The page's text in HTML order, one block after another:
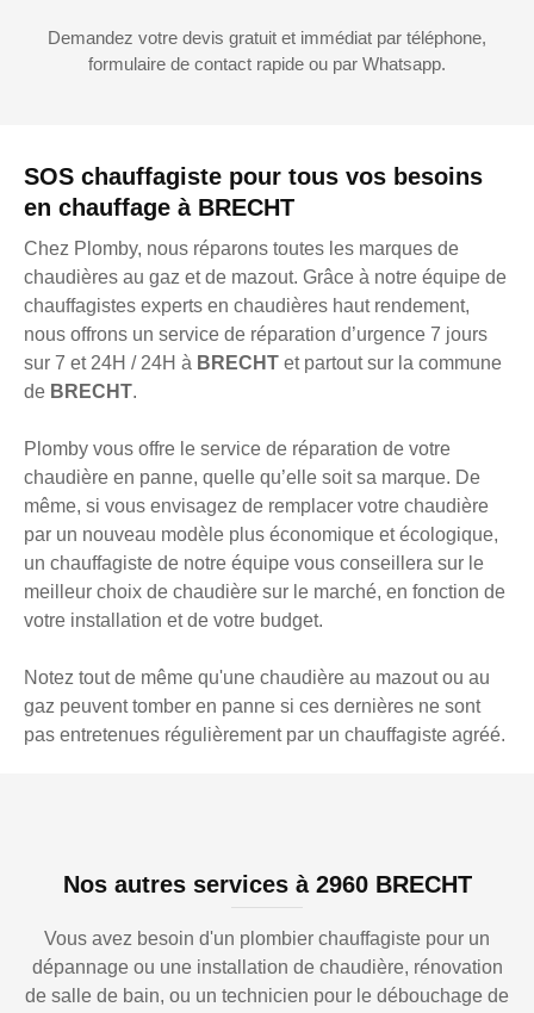
SOS chauffagiste pour tous vos besoins
en chauffage à BRECHT
Chez Plomby, nous réparons toutes les marques de
chaudières au gaz et de mazout. Grâce à notre équipe de
chauffagistes experts en chaudières haut rendement,
nous offrons un service de réparation d’urgence 7 jours
sur 7 et 24H / 24H à BRECHT et partout sur la commune
de BRECHT.
Plomby vous offre le service de réparation de votre
chaudière en panne, quelle qu’elle soit sa marque. De
même, si vous envisagez de remplacer votre chaudière
par un nouveau modèle plus économique et écologique,
un chauffagiste de notre équipe vous conseillera sur le
meilleur choix de chaudière sur le marché, en fonction de
votre installation et de votre budget.
Notez tout de même qu'une chaudière au mazout ou au
gaz peuvent tomber en panne si ces dernières ne sont
pas entretenues régulièrement par un chauffagiste agréé.
Demandez votre devis gratuit et immédiat par téléphone,
formulaire de contact rapide ou par Whatsapp.
Nos autres services à 2960 BRECHT
Vous avez besoin d'un plombier chauffagiste pour un
dépannage ou une installation de chaudière, rénovation
de salle de bain, ou un technicien pour le débouchage de